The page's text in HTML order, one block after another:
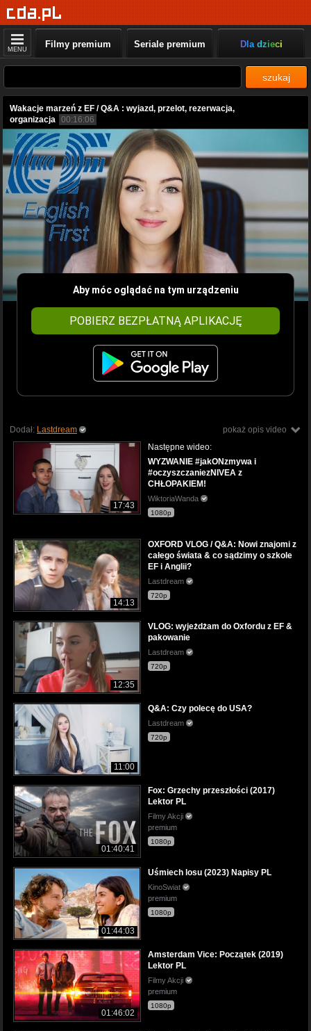
MENU Filmy premium Seriale premium Dla dzieci
szukaj
Wakacje marzeń z EF / Q&A : wyjazd, przelot, rezerwacja,
organizacja 00:16:06
Aby móc oglądać na tym urządzeniu
POBIERZ BEZPŁATNĄ APLIKACJĘ
pokaż opis video
Dodał: Lastdream
17:43
Następne wideo:
WYZWANIE #jakONzmywa i
#oczyszczaniezNIVEA z
CHŁOPAKIEM!
WiktoriaWanda
1080p
14:13
OXFORD VLOG / Q&A: Nowi znajomi z
całego świata & co sądzimy o szkole
EF i Anglii?
Lastdream
720p
12:35
VLOG: wyjeżdżam do Oxfordu z EF &
pakowanie
Lastdream
720p
11:00
Q&A: Czy polecę do USA?
Lastdream
720p
01:40:41
Fox: Grzechy przeszłości (2017)
Lektor PL
Filmy Akcji
premium
1080p
01:44:03
Uśmiech losu (2023) Napisy PL
KinoSwiat
premium
1080p
01:46:02
Amsterdam Vice: Początek (2019)
Lektor PL
Filmy Akcji
premium
1080p